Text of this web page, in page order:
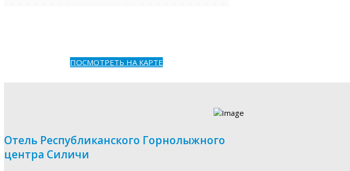
ПОСМОТРЕТЬ НА КАРТЕ
Отель Республиканского Горнолыжного
центра Силичи